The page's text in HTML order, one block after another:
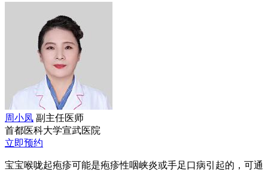
周小凤 副主任医师
首都医科大学宣武医院
立即预约
宝宝喉咙起疱疹可能是疱疹性咽峡炎或手足口病引起的，可通